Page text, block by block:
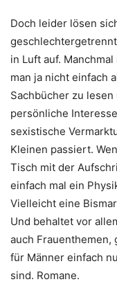
Doch leider lösen
in Luft auf.
man ja nicht einfach
Sachbücher zu
persönliche
sexistische
Kleinen passiert.
Tisch mit der
einfach mal ein
Vielleicht eine
Und behaltet vor
auch Frauenthemen,
für Männer einfach
sind. Romane.